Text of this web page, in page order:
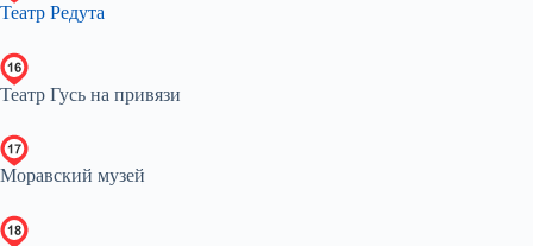
Театр Редута
Театр Гусь на привязи
Моравский музей